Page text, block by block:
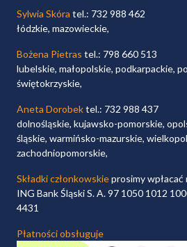
Sylwia Skóra tel.: 732 988 462
łódzkie, mazowieckie,
Bożena Pietras tel.: 798 660 513
lubelskie, małopolskie, podkarpackie,
świętokrzyskie,
Aneta Dorobektel.: 732 988 437
dolnośląskie, kujawsko-pomorskie,
śląskie, warmińsko-mazurskie,
zachodniopomorskie,
Składki członkowskieprosimy wpłacać
ING Bank Śląski S. A. 97 1050 1012
4431
Płatności obsługuje